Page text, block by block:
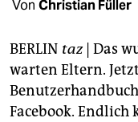
shop
fragen & hilfe
unterstützen
abo
Von Christian Füller
BERLIN taz| Das
warten Eltern.
Facebook.